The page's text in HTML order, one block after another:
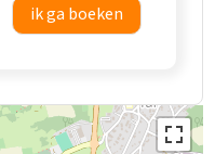
ik ga boeken